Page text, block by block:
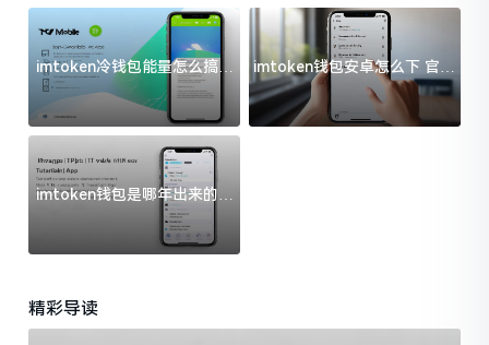
imtoken冷钱包能量怎么搞？
过来人告诉你门道
imtoken钱包安卓怎么下 官方
渠道避坑指南
imtoken钱包是哪年出来的？
一文给你说清楚
精彩导读